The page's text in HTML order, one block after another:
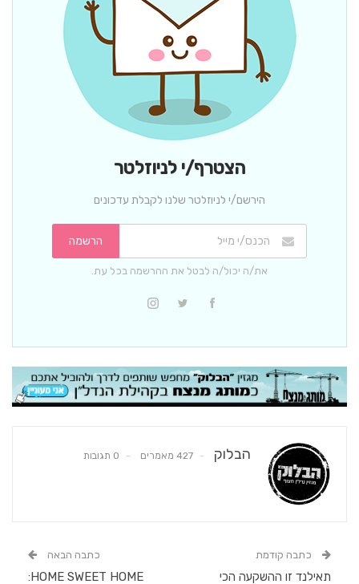
הצטרף/י לניוזלטר
הירשם/י לניוזלטר שלנו לקבלת עדכונים
הרשמה
את/ה יכול/ה לבטל את ההרשמה בכל עת.
הבלוק 427 מאמרים 0 תגובות
כתבה קודמת
תאילנד זו ההשקעה הכי
כתבה הבאה
HOME SWEET HOME: